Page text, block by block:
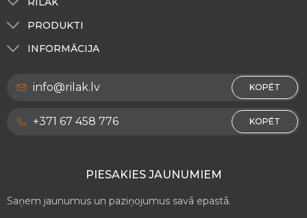
Par mums
RILAK Lietuva
PRODUKTI
Ārdarbiem
Dekoratīvie pārklājumi RILAKDEKOR
INFORMĀCIJA
Privātuma politika
info@rilak.lv KOPĒT
+371 67 458 776 KOPĒT
PIESAKIES JAUNUMIEM
Saņem jaunumus un paziņojumus savā epastā.